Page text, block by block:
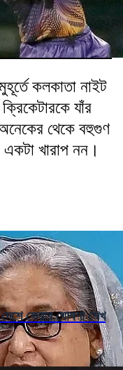
কলকাতা নাইট
যাঁর
থেকে বহুগুণ
খারাপ নন।
ফেরার ঘোষণা শেখ